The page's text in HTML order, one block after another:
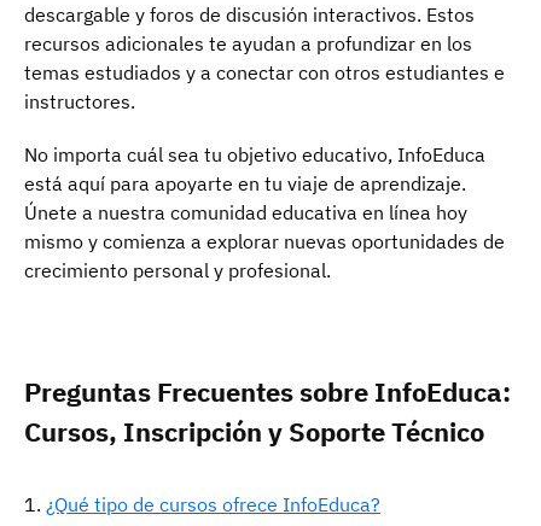
descargable y foros de discusión interactivos. Estos
recursos adicionales te ayudan a profundizar en los
temas estudiados y a conectar con otros estudiantes e
instructores.
No importa cuál sea tu objetivo educativo, InfoEduca
está aquí para apoyarte en tu viaje de aprendizaje.
Únete a nuestra comunidad educativa en línea hoy
mismo y comienza a explorar nuevas oportunidades de
crecimiento personal y profesional.
Preguntas Frecuentes sobre InfoEduca:
Cursos, Inscripción y Soporte Técnico
¿Qué tipo de cursos ofrece InfoEduca?